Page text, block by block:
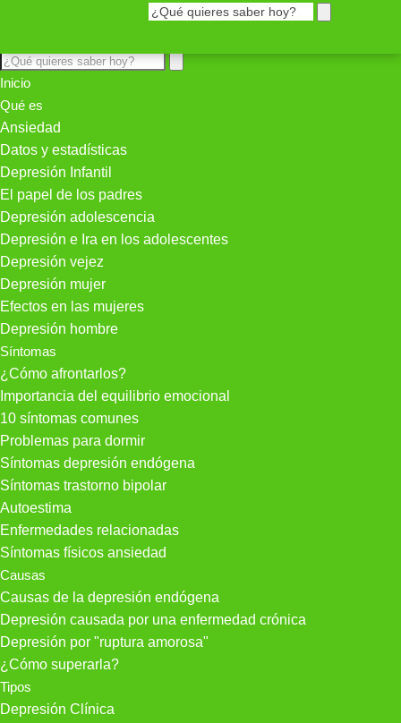
Inicio
Qué es
Ansiedad
Datos y estadísticas
Depresión Infantil
El papel de los padres
Depresión adolescencia
Depresión e Ira en los adolescentes
Depresión vejez
Depresión mujer
Efectos en las mujeres
Depresión hombre
Síntomas
¿Cómo afrontarlos?
Importancia del equilibrio emocional
10 síntomas comunes
Problemas para dormir
Síntomas depresión endógena
Síntomas trastorno bipolar
Autoestima
Enfermedades relacionadas
Síntomas físicos ansiedad
Causas
Causas de la depresión endógena
Depresión causada por una enfermedad crónica
Depresión por "ruptura amorosa"
¿Cómo superarla?
Tipos
Depresión Clínica